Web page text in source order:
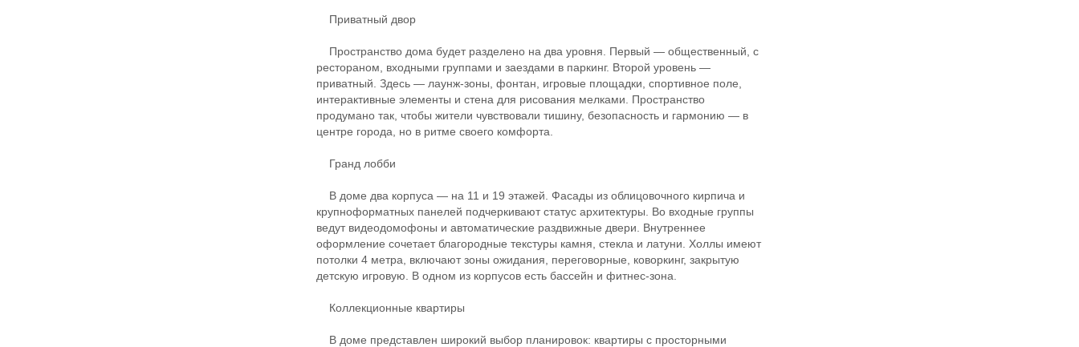
Приватный двор
Пространство дома будет разделено на два уровня. Первый — общественный, с
рестораном, входными группами и заездами в паркинг. Второй уровень —
приватный. Здесь — лаунж-зоны, фонтан, игровые площадки, спортивное поле,
интерактивные элементы и стена для рисования мелками. Пространство
продумано так, чтобы жители чувствовали тишину, безопасность и гармонию — в
центре города, но в ритме своего комфорта.
Гранд лобби
В доме два корпуса — на 11 и 19 этажей. Фасады из облицовочного кирпича и
крупноформатных панелей подчеркивают статус архитектуры. Во входные группы
ведут видеодомофоны и автоматические раздвижные двери. Внутреннее
оформление сочетает благородные текстуры камня, стекла и латуни. Холлы имеют
потолки 4 метра, включают зоны ожидания, переговорные, коворкинг, закрытую
детскую игровую. В одном из корпусов есть бассейн и фитнес-зона.
Коллекционные квартиры
В доме представлен широкий выбор планировок: квартиры с просторными